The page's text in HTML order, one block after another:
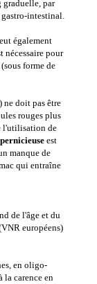
graduelle, par
intestinal.
également
nécessaire pour
forme de
ne doit pas être
rouges plus
l'utilisation de
est
manque de
qui entraîne
de l'âge et du
européens)
en oligo-
la carence en